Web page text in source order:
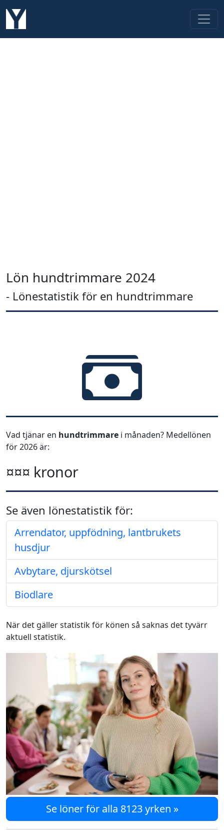
Lön hundtrimmare 2024
- Lönestatistik för en hundtrimmare
Vad tjänar en hundtrimmare i månaden? Medellönen
för 2026 är:
¤¤¤ kronor
Se även lönestatistik för:
Arrendator, uppfödning, lantbrukets
husdjur
Avbytare, djurskötsel
Biodlare
När det gäller statistik för könen så saknas det tyvärr
aktuell statistik.
Se löner för alla 8123 yrken »